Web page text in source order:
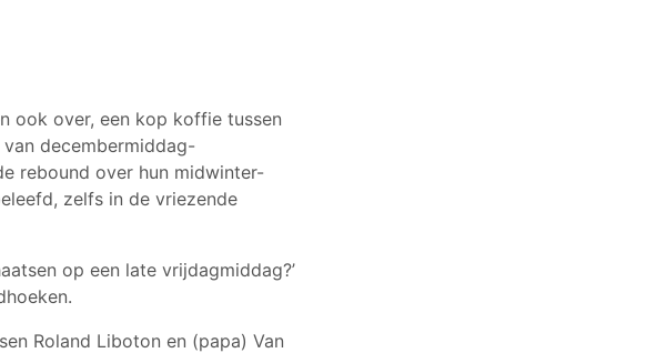
ook over, een kop koffie tussen
decembermiddag-
rebound over hun midwinter-
zelfs in de vriezende
op een late vrijdagmiddag?’
Roland Liboton en (papa) Van